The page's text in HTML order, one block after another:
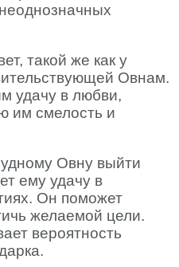
такой же как у
Овнам.
удачу в любви,
им смелость и
Овну выйти
ему удачу в
Он поможет
желаемой цели.
вероятность